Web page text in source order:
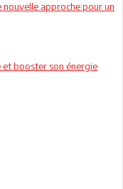
approche pour un
booster son énergie